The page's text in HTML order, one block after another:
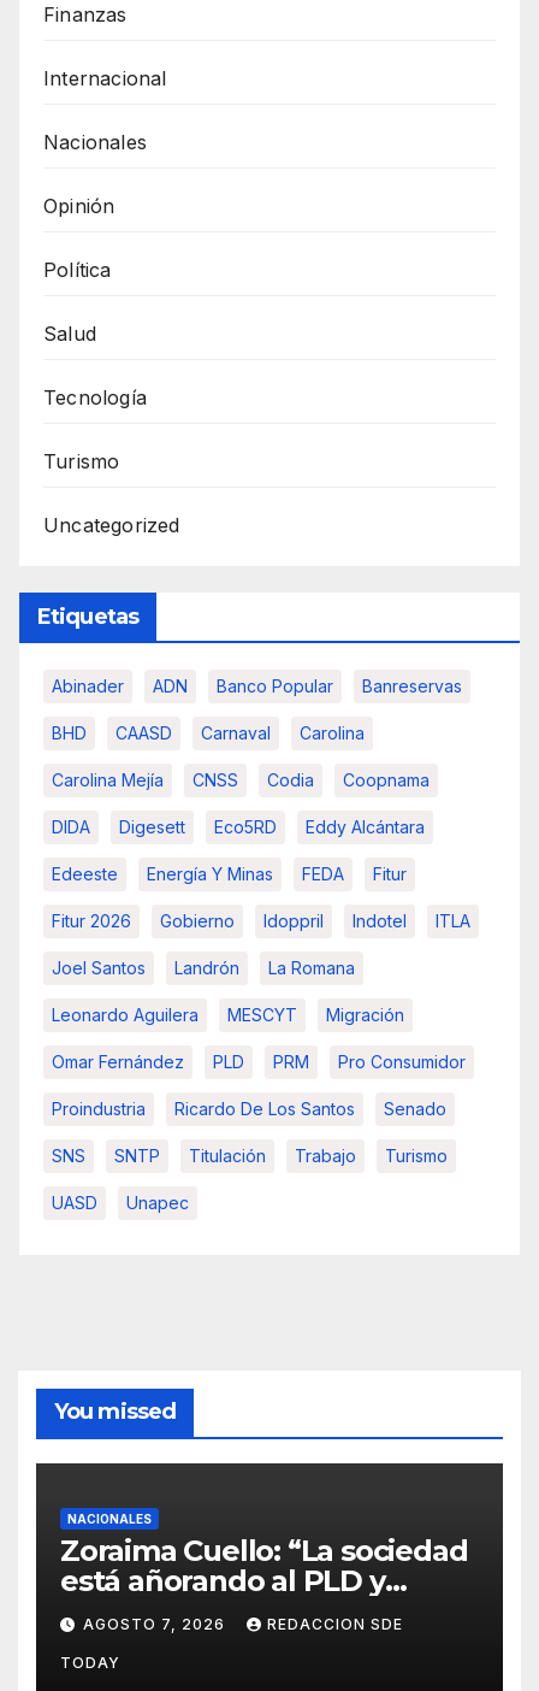
Finanzas
Internacional
Nacionales
Opinión
Política
Salud
Tecnología
Turismo
Uncategorized
Etiquetas
Abinader ADN Banco Popular Banreservas
BHD CAASD Carnaval Carolina
Carolina Mejía CNSS Codia Coopnama
DIDA Digesett Eco5RD Eddy Alcántara
Edeeste Energía Y Minas FEDA Fitur
Fitur 2026 Gobierno Idoppril Indotel ITLA
Joel Santos Landrón La Romana
Leonardo Aguilera MESCYT Migración
Omar Fernández PLD PRM Pro Consumidor
Proindustria Ricardo De Los Santos Senado
SNS SNTP Titulación Trabajo Turismo
UASD Unapec
You missed
NACIONALES
Zoraima Cuello: “La sociedad
está añorando al PLD y
nuestro deber es comunicar
con la verdad y las
evidencias”
AGOSTO 7, 2026 REDACCION SDE
TODAY